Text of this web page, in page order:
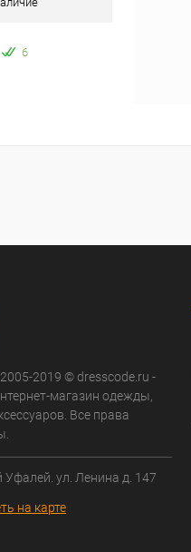
6
2019 © dresscode.ru -
магазин одежды,
Все права
Уфалей. ул. Ленина д. 147
на карте